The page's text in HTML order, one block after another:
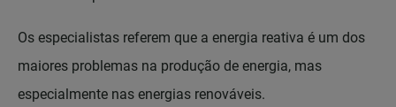
Os especialistas referem que a energia reativa é um dos
maiores problemas na produção de energia, mas
especialmente nas energias renováveis.